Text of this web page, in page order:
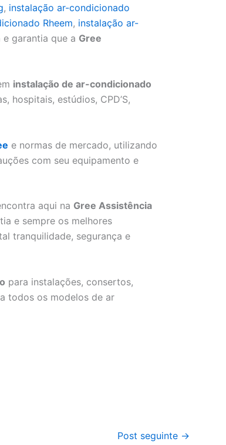
, instalação ar-condicionado
Rheem, instalação ar-
e garantia que a Gree
instalação de ar-condicionado
hospitais, estúdios, CPD’S,
e normas de mercado, utilizando
com seu equipamento e
aqui na Gree Assistência
e sempre os melhores
tranquilidade, segurança e
para instalações, consertos,
todos os modelos de ar
Post seguinte →